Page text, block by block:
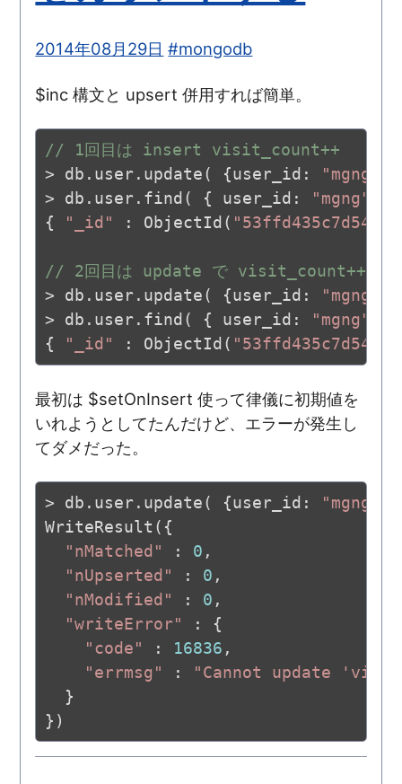
2014年08月29日 #mongodb
$inc 構文と upsert 併用すれば簡単。
// 1回目は insert visit_count++
> db.user.update( {user_id:
"mgng"
> db.user.find( { user_id:
"mgng"
{
"_id" : ObjectId(
// 2回目は update で visit_count++
> db.user.update( {user_id:
"mgng"
> db.user.find( { user_id:
"mgng"
{
"_id" : ObjectId(
最初は $setOnInsert 使って律儀に初期値を
いれようとしてたんだけど、エラーが発生し
てダメだった。
> db.user.update( {user_id: "mgng"
WriteResult({
"nMatched"
: 0 ,
"nUpserted"
: 0 ,
"nModified"
: 0 ,
"writeError"
: {
"code"
: 16836 ,
"errmsg"
:
"Cannot update
  }
})